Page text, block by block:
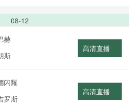
08-12
赫
斯
高清直播
闪耀
罗斯
高清直播